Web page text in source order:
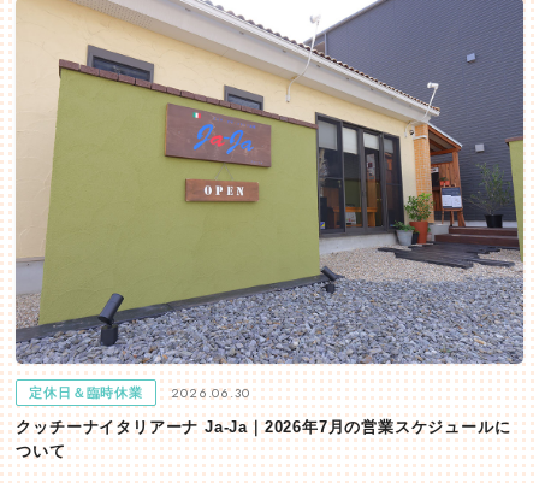
定休日＆臨時休業 2026.06.30
クッチーナイタリアーナ Ja-Ja｜2026年7月の営業スケジュールに
ついて